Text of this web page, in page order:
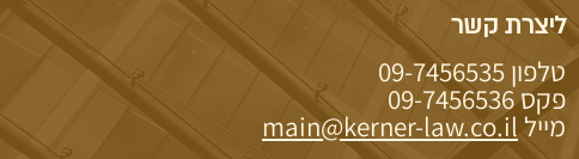
ליצרת קשר
טלפון 09-7456535
פקס 09-7456536
מייל main@kerner-law.co.il